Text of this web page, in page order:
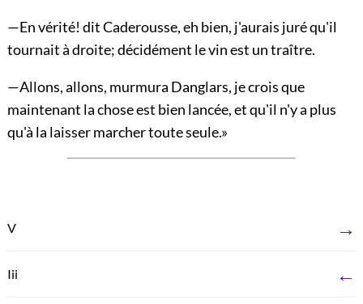
—En vérité! dit Caderousse, eh bien, j'aurais juré qu'il
tournait à droite; décidément le vin est un traître.
—Allons, allons, murmura Danglars, je crois que
maintenant la chose est bien lancée, et qu'il n'y a plus
qu'à la laisser marcher toute seule.»
V →
Iii ←